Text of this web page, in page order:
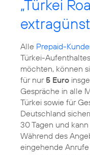
„Türkei
Alle Prepaid-
Türkei-
möchten, können
für nur5 Euro
Gespräche in alle
Türkei sowie für
Deutschland
30 Tagen und kann
Während des
eingehende